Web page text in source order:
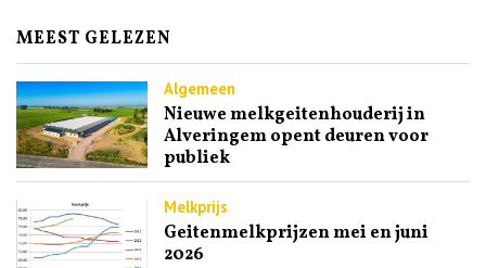
MEEST GELEZEN
Algemeen
Nieuwe melkgeitenhouderij in
Alveringem opent deuren voor
publiek
Melkprijs
Geitenmelkprijzen mei en juni
2026